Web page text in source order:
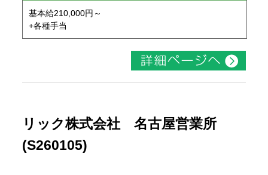
基本給210,000円～
+各種手当
リック株式会社 名古屋営業所
(S260105)